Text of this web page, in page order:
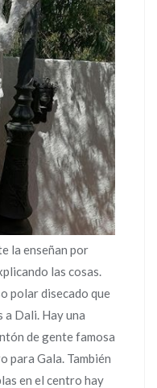
la enseñan por
las cosas.
polar disecado que
a Dali. Hay una
de gente famosa
para Gala. También
en el centro hay